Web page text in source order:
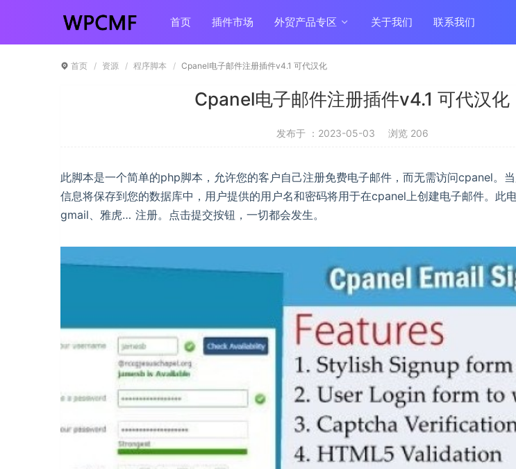
首页 插件市场 外贸产品专区 关于我们 联系我们
首页 资源 程序脚本 Cpanel电子邮件注册插件v4.1 可代汉化
Cpanel电子邮件注册插件v4.1 可代汉化
发布于 ：2023-05-03 浏览 206
此脚本是一个简单的php脚本，允许您的客户自己注册免费电子邮件，而无需访问cpanel。
信息将保存到您的数据库中，用户提供的用户名和密码将用于在cpanel上创建电子邮件。此
gmail、雅虎… 注册。点击提交按钮，一切都会发生。